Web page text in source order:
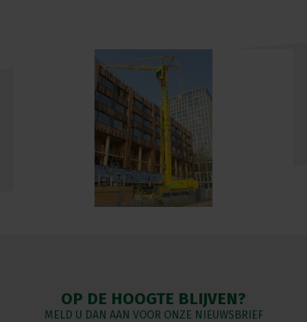
OP DE HOOGTE BLIJVEN?
MELD U DAN AAN VOOR ONZE NIEUWSBRIEF